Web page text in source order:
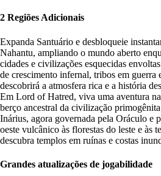
2 Regiões Adicionais
Expanda Santuário e desbloqueie
Nahantu, ampliando o mundo aberto
cidades e civilizações esquecidas
de crescimento infernal, tribos em guerra
descobrirá a atmosfera rica e a história
Em Lord of Hatred, viva uma aventura
berço ancestral da civilização
Inárius, agora governada pela Oráculo e
oeste vulcânico às florestas do leste e às
descubra templos em ruínas e costas
Grandes atualizações de jogabilidade